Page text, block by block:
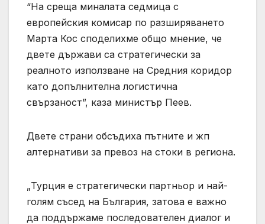
“На среща миналата седмица с
европейския комисар по разширяването
Марта Кос споделихме общо мнение, че
двете държави са стратегически за
реалното използване на Средния коридор
като допълнителна логистична
свързаност”, каза министър Пеев.
Двете страни обсъдиха пътните и жп
алтернативи за превоз на стоки в региона.
„Турция е стратегически партньор и най-
голям съсед на България, затова е важно
да поддържаме последователен диалог и